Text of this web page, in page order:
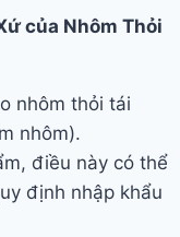
của Nhôm Thỏi
nhôm thỏi tái
nhôm).
điều này có thể
định nhập khẩu